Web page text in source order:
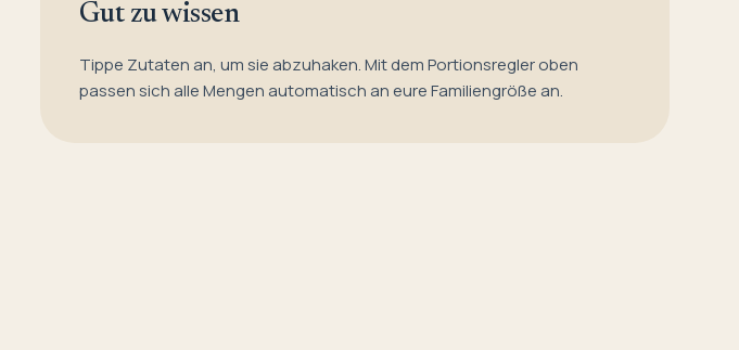
Gut zu wissen
Tippe Zutaten an, um sie abzuhaken. Mit dem Portionsregler oben
passen sich alle Mengen automatisch an eure Familiengröße an.